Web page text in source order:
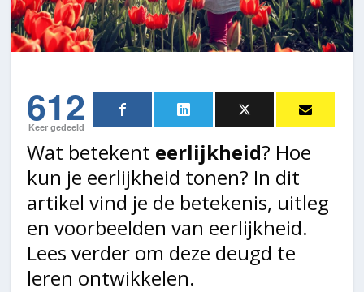
612
Keer gedeeld
Wat betekent eerlijkheid? Hoe
kun je eerlijkheid tonen? In dit
artikel vind je de betekenis, uitleg
en voorbeelden van eerlijkheid.
Lees verder om deze deugd te
leren ontwikkelen.